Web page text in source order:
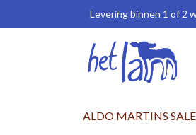
Levering binnen 1 of 2
ALDO MARTINS SALE